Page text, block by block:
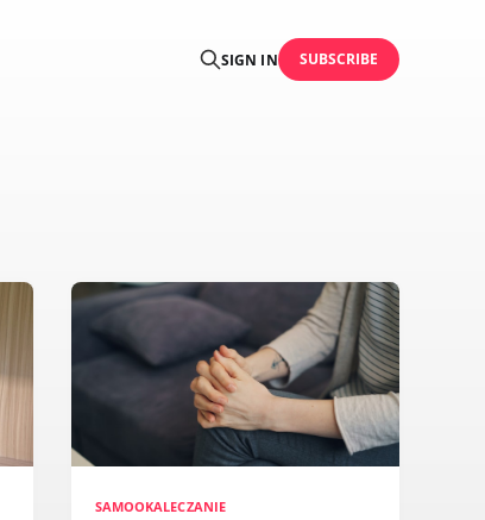
SIGN IN SUBSCRIBE
SAMOOKALECZANIE